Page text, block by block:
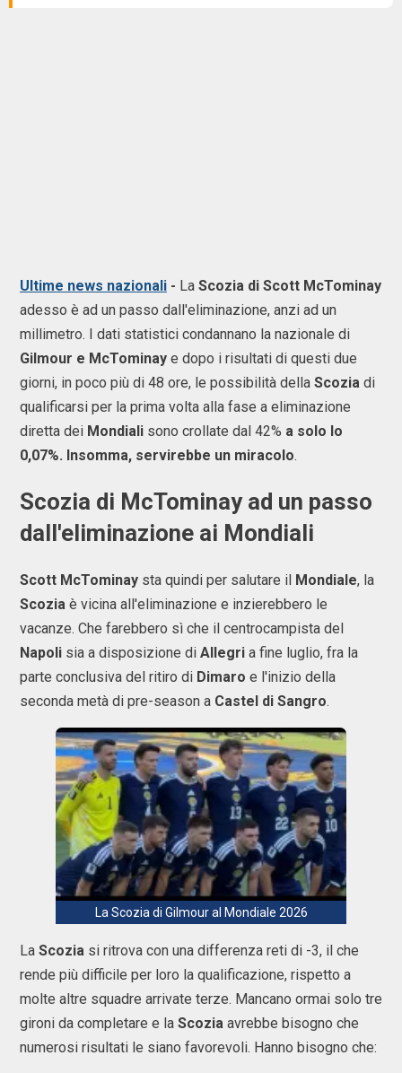
Ultime news nazionali - La Scozia di Scott McTominay
adesso è ad un passo dall'eliminazione, anzi ad un
millimetro. I dati statistici condannano la nazionale di
Gilmour e McTominay e dopo i risultati di questi due
giorni, in poco più di 48 ore, le possibilità della Scozia di
qualificarsi per la prima volta alla fase a eliminazione
diretta dei Mondiali sono crollate dal 42% a solo lo
0,07%. Insomma, servirebbe un miracolo.
Scozia di McTominay ad un passo
dall'eliminazione ai Mondiali
Scott McTominay sta quindi per salutare il Mondiale, la
Scozia è vicina all'eliminazione e inzierebbero le
vacanze. Che farebbero sì che il centrocampista del
Napoli sia a disposizione di Allegri a fine luglio, fra la
parte conclusiva del ritiro di Dimaro e l'inizio della
seconda metà di pre-season a Castel di Sangro.
La Scozia di Gilmour al Mondiale 2026
La Scozia si ritrova con una differenza reti di -3, il che
rende più difficile per loro la qualificazione, rispetto a
molte altre squadre arrivate terze. Mancano ormai solo tre
gironi da completare e la Scozia avrebbe bisogno che
numerosi risultati le siano favorevoli. Hanno bisogno che: